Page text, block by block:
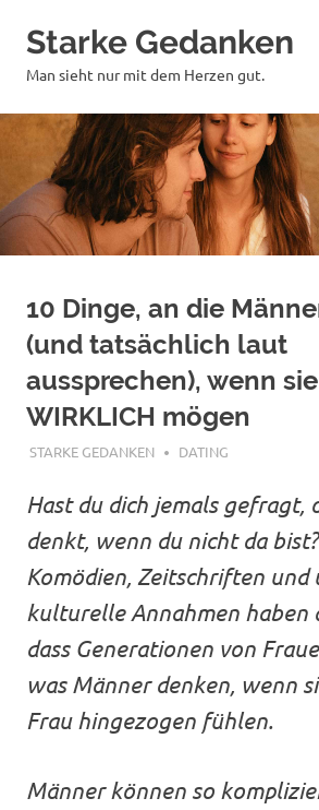
Inhalt
springen
Starke Gedanken
Man sieht nur mit dem Herzen gut.
10 Dinge, an die
(und tatsächlich laut
aussprechen), wenn
WIRKLICH mögen
DEZEMBER 16, 2019
STARKE GEDANKEN DATING
Hast du dich jemals gefragt,
denkt, wenn du nicht da
Komödien, Zeitschriften und
kulturelle Annahmen haben
dass Generationen von
was Männer denken, wenn
Frau hingezogen fühlen.
Männer können so